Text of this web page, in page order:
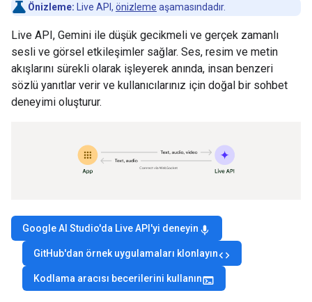
Önizleme: Live API, önizleme aşamasındadır.
Live API, Gemini ile düşük gecikmeli ve gerçek zamanlı
sesli ve görsel etkileşimler sağlar. Ses, resim ve metin
akışlarını sürekli olarak işleyerek anında, insan benzeri
sözlü yanıtlar verir ve kullanıcılarınız için doğal bir sohbet
deneyimi oluşturur.
Google AI Studio'da Live API'yi deneyin mic
GitHub'dan örnek uygulamaları klonlayıncode
Kodlama aracısı becerilerini kullanınterminal